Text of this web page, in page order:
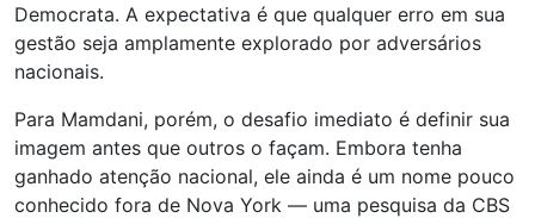
Democrata. A expectativa é que qualquer erro em sua
gestão seja amplamente explorado por adversários
nacionais.
Para Mamdani, porém, o desafio imediato é definir sua
imagem antes que outros o façam. Embora tenha
ganhado atenção nacional, ele ainda é um nome pouco
conhecido fora de Nova York — uma pesquisa da CBS